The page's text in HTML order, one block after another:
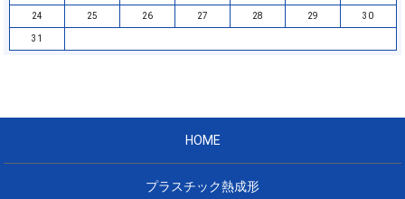
24 25 26 27 28 29 30
31
HOME
プラスチック熱成形